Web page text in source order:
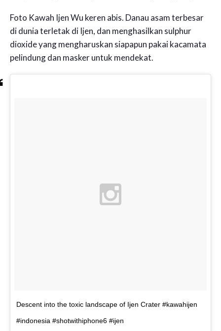
Foto Kawah Ijen Wu keren abis. Danau asam terbesar
di dunia terletak di Ijen, dan menghasilkan sulphur
dioxide yang mengharuskan siapapun pakai kacamata
pelindung dan masker untuk mendekat.
Descent into the toxic landscape of Ijen Crater #kawahijen
#indonesia #shotwithiphone6 #ijen